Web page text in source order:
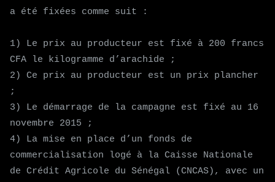
a été fixées comme suit :
1) Le prix au producteur est fixé à 200 francs
CFA le kilogramme d’arachide ;
2) Ce prix au producteur est un prix plancher
;
3) Le démarrage de la campagne est fixé au 16
novembre 2015 ;
4) La mise en place d’un fonds de
commercialisation logé à la Caisse Nationale
de Crédit Agricole du Sénégal (CNCAS), avec un